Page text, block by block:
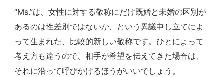
“Ms.”は、女性に対する敬称にだけ既婚と未婚の区別が
あるのは性差別ではないか、という異議申し立てによ
って生まれた、比較的新しい敬称です。ひとによって
考え方も違うので、相手が希望を伝えてきた場合は、
それに沿って呼びかけるほうがいいでしょう。